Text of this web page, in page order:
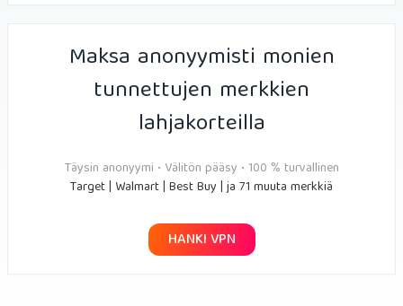
Maksa anonyymisti monien
tunnettujen merkkien
lahjakorteilla
Täysin anonyymi • Välitön pääsy • 100 % turvallinen
Target | Walmart | Best Buy | ja 71 muuta merkkiä
HANKI VPN